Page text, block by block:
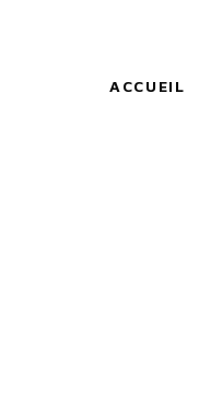
ACCUEIL